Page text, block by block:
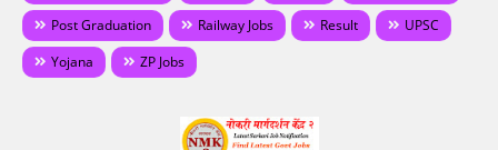
Post Graduation
Railway Jobs Result
UPSC
Yojana
ZP Jobs